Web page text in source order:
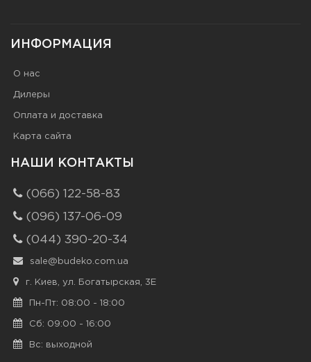
ИНФОРМАЦИЯ
О нас
Дилеры
Оплата и доставка
Карта сайта
НАШИ КОНТАКТЫ
(066) 122-58-83
(096) 137-06-09
(044) 390-20-34
sale@budeko.com.ua
г. Киев, ул. Богатырская, 3Е
Пн-Пт: 08:00 - 18:00
Сб: 09:00 - 16:00
Вс: выходной